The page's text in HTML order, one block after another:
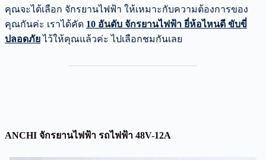
คุณจะได้เลือก จักรยานไฟฟ้า ให้เหมาะกับความต้องการของ
คุณกันค่ะ เราได้คัด 10 อันดับ จักรยานไฟฟ้า ยี่ห้อไหนดี ขับขี่
ปลอดภัยไว้ให้คุณแล้วค่ะ ไปเลือกชมกันเลย
ANCHI จักรยานไฟฟ้า รถไฟฟ้า 48V-12A